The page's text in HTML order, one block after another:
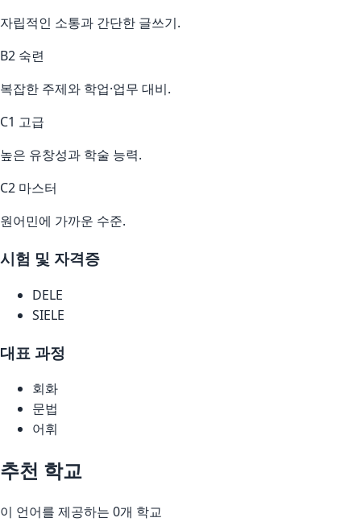
자립적인 소통과 간단한 글쓰기.
B2 숙련
복잡한 주제와 학업·업무 대비.
C1 고급
높은 유창성과 학술 능력.
C2 마스터
원어민에 가까운 수준.
시험 및 자격증
DELE
SIELE
대표 과정
회화
문법
어휘
추천 학교
이 언어를 제공하는 0개 학교